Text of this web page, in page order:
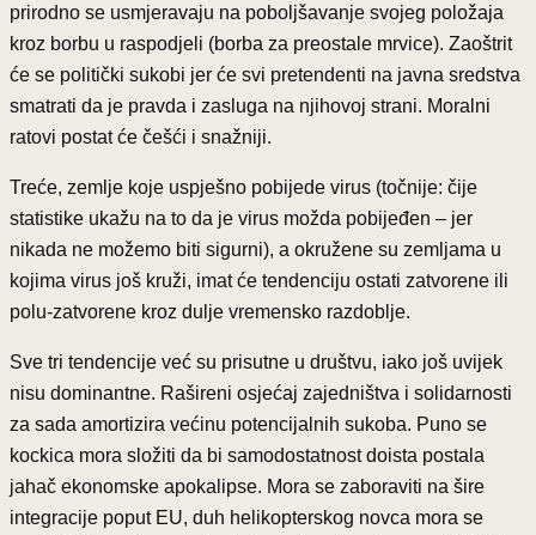
prirodno se usmjeravaju na poboljšavanje svojeg položaja
kroz borbu u raspodjeli (borba za preostale mrvice). Zaoštrit
će se politički sukobi jer će svi pretendenti na javna sredstva
smatrati da je pravda i zasluga na njihovoj strani. Moralni
ratovi postat će češći i snažniji.
Treće, zemlje koje uspješno pobijede virus (točnije: čije
statistike ukažu na to da je virus možda pobijeđen – jer
nikada ne možemo biti sigurni), a okružene su zemljama u
kojima virus još kruži, imat će tendenciju ostati zatvorene ili
polu-zatvorene kroz dulje vremensko razdoblje.
Sve tri tendencije već su prisutne u društvu, iako još uvijek
nisu dominantne. Rašireni osjećaj zajedništva i solidarnosti
za sada amortizira većinu potencijalnih sukoba. Puno se
kockica mora složiti da bi samodostatnost doista postala
jahač ekonomske apokalipse. Mora se zaboraviti na šire
integracije poput EU, duh helikopterskog novca mora se